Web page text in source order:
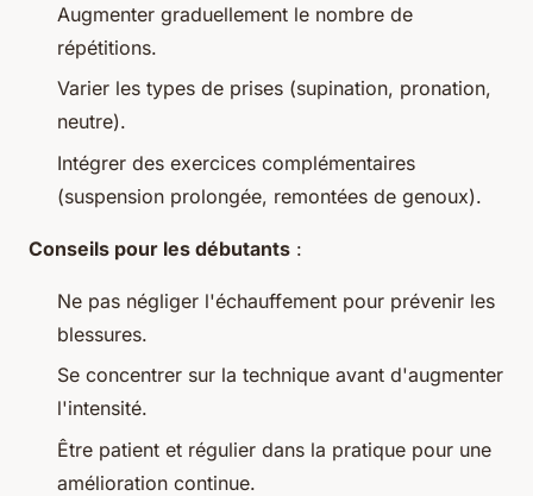
Augmenter graduellement le nombre de
répétitions.
Varier les types de prises (supination, pronation,
neutre).
Intégrer des exercices complémentaires
(suspension prolongée, remontées de genoux).
Conseils pour les débutants :
Ne pas négliger l'échauffement pour prévenir les
blessures.
Se concentrer sur la technique avant d'augmenter
l'intensité.
Être patient et régulier dans la pratique pour une
amélioration continue.